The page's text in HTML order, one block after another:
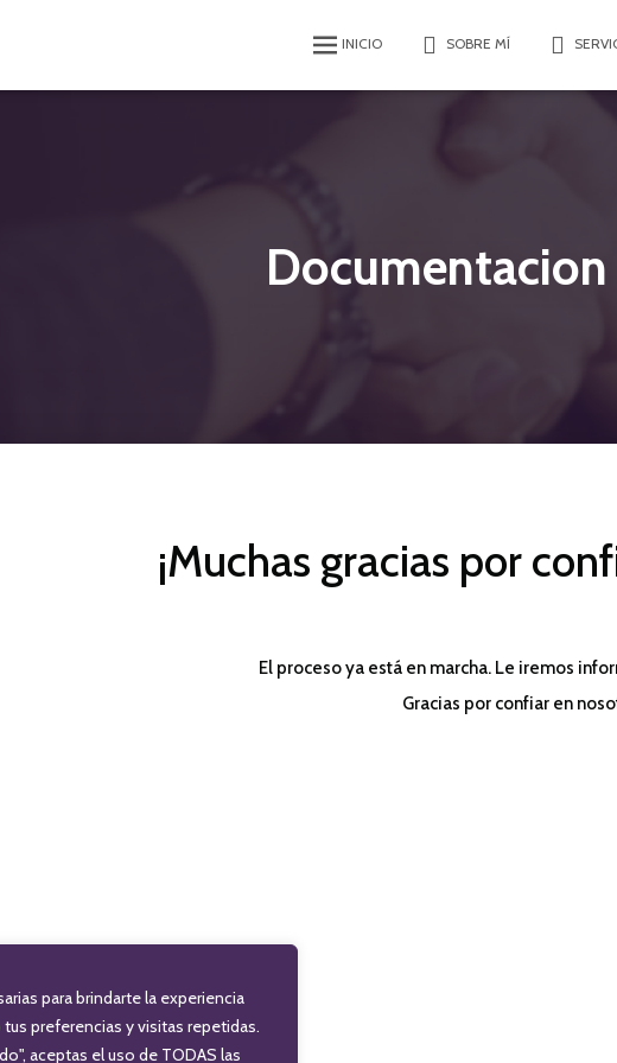
para brindarte la experiencia
preferencias y visitas repetidas.
aceptas el uso de TODAS las
INICIO SOBRE MÍ
Documentacion
¡Muchas gracias por
El proceso ya está en marcha. Le iremos
Gracias por confiar en